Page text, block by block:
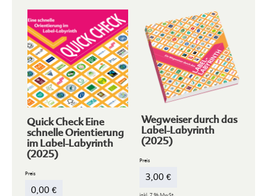
Quick Check Eine
schnelle Orientierung
im Label-Labyrinth
(2025)
0,00 €
Wegweiser durch das
Label-Labyrinth
(2025)
3,00 €
inkl. 7 % MwSt.